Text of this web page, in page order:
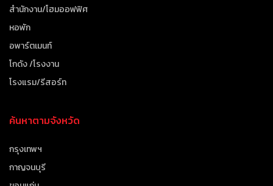
สำนักงาน/โฮมออฟฟิศ
หอพัก
อพาร์ตเมนท์
โกดัง /โรงงาน
โรงแรม/รีสอร์ท
ค้นหาตามจังหวัด
กรุงเทพฯ
กาญจนบุรี